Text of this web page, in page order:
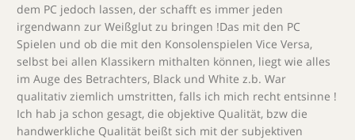
dem PC jedoch lassen, der schafft es immer jeden
irgendwann zur Weißglut zu bringen !Das mit den PC
Spielen und ob die mit den Konsolenspielen Vice Versa,
selbst bei allen Klassikern mithalten können, liegt wie alles
im Auge des Betrachters, Black und White z.b. War
qualitativ ziemlich umstritten, falls ich mich recht entsinne !
Ich hab ja schon gesagt, die objektive Qualität, bzw die
handwerkliche Qualität beißt sich mit der subjektiven